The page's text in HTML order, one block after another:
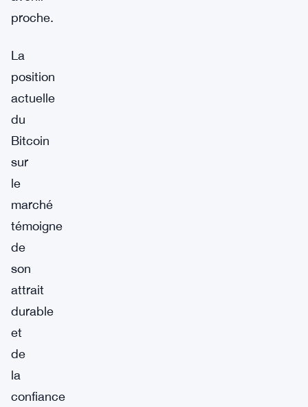
proche.
La
position
actuelle
du
Bitcoin
sur
le
marché
témoigne
de
son
attrait
durable
et
de
la
confiance